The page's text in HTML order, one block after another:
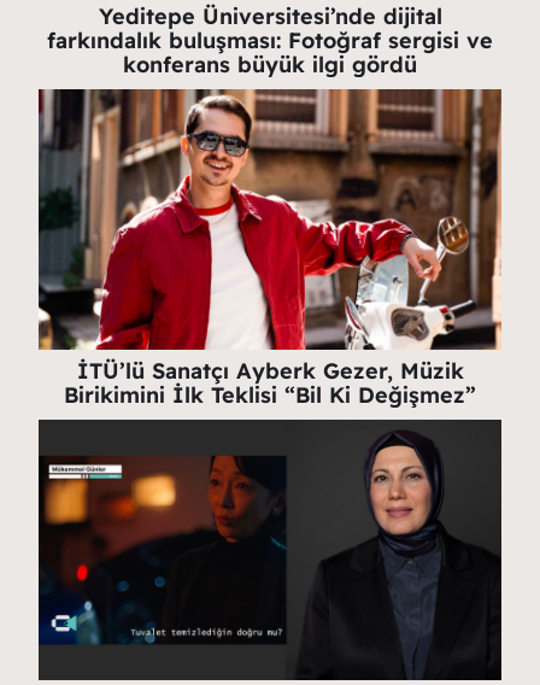
Yeditepe Üniversitesi’nde dijital
farkındalık buluşması: Fotoğraf sergisi ve
konferans büyük ilgi gördü
İTÜ’lü Sanatçı Ayberk Gezer, Müzik
Birikimini İlk Teklisi “Bil Ki Değişmez”